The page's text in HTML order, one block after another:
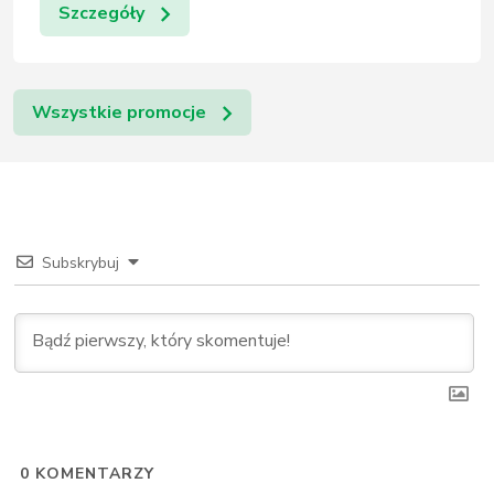
Szczegóły
Wszystkie promocje
Subskrybuj
0 KOMENTARZY